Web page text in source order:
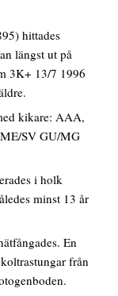
hittades
längst ut på
3K+ 13/7 1996
kikare: AAA,
SV GU/MG
i holk
minst 13 år
En
från